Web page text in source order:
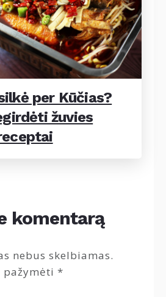
per Kūčias?
žuvies
komentarą
nebus skelbiamas.
*